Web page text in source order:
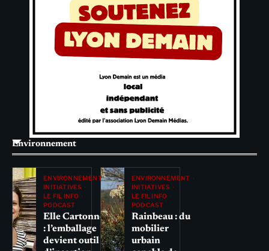
Environnement
ENVIRONNEMENT
INITIATIVES
LE FIL INFO
PODCAST
Elle Cartonne
: l’emballage
devient outil
ENVIRONNEMENT
INITIATIVES
LE FIL INFO
PODCAST
Rainbeau : du
mobilier
urbain